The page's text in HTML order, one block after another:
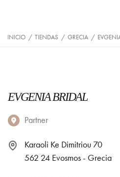
INICIO / TIENDAS / GRECIA /
EVGENIA BRIDAL
Partner
Karaoli Ke Dimitriou 70
562 24 Evosmos - Grecia